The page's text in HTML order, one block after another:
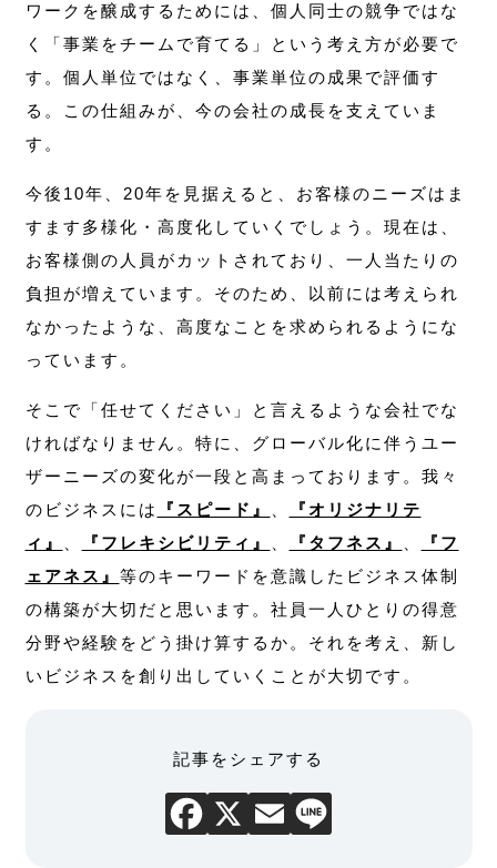
ワークを醸成するためには、個人同士の競争ではな
く「事業をチームで育てる」という考え方が必要で
す。個人単位ではなく、事業単位の成果で評価す
る。この仕組みが、今の会社の成長を支えていま
す。
今後10年、20年を見据えると、お客様のニーズはま
すます多様化・高度化していくでしょう。現在は、
お客様側の人員がカットされており、一人当たりの
負担が増えています。そのため、以前には考えられ
なかったような、高度なことを求められるようにな
っています。
そこで「任せてください」と言えるような会社でな
ければなりません。特に、グローバル化に伴うユー
ザーニーズの変化が一段と高まっております。我々
のビジネスには
『スピード』
『オリジナリテ
ィ』
『フレキシビリティ』 『タフネス』
『フ
ェアネス』 等のキーワードを意識したビジネス体制
の構築が大切だと思います。社員一人ひとりの得意
分野や経験をどう掛け算するか。それを考え、新し
いビジネスを創り出していくことが大切です。
記事をシェアする